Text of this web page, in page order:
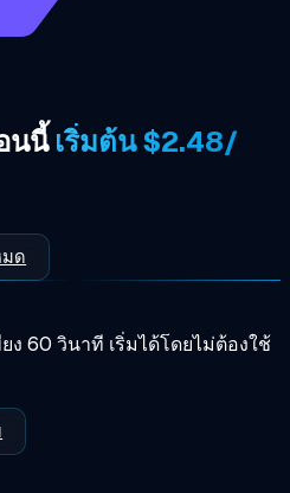
นนี้เริ่มต้น $2.48/
ด
ง 60 วินาที เริ่มได้โดยไม่ต้องใช้